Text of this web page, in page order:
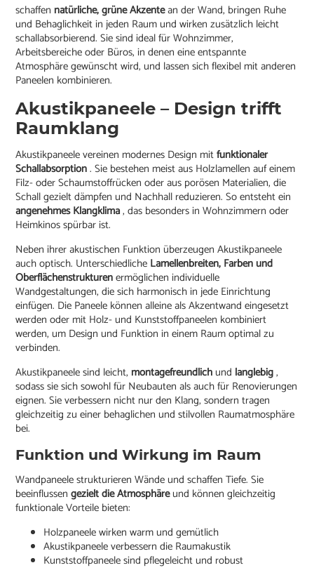
schaffen natürliche, grüne Akzentean der Wand, bringen Ruhe
und Behaglichkeit in jeden Raum und wirken zusätzlich leicht
schallabsorbierend. Sie sind ideal für Wohnzimmer,
Arbeitsbereiche oder Büros, in denen eine entspannte
Atmosphäre gewünscht wird, und lassen sich flexibel mit anderen
Paneelen kombinieren.
Akustikpaneele – Design trifft
Raumklang
Akustikpaneele vereinen modernes Design mitfunktionaler
Schallabsorption. Sie bestehen meist aus Holzlamellen auf einem
Filz- oder Schaumstoffrücken oder aus porösen Materialien, die
Schall gezielt dämpfen und Nachhall reduzieren. So entsteht ein
angenehmes Klangklima, das besonders in Wohnzimmern oder
Heimkinos spürbar ist.
Neben ihrer akustischen Funktion überzeugen Akustikpaneele
auch optisch. Unterschiedliche Lamellenbreiten, Farben und
Oberflächenstrukturenermöglichen individuelle
Wandgestaltungen, die sich harmonisch in jede Einrichtung
einfügen. Die Paneele können alleine als Akzentwand eingesetzt
werden oder mit Holz- und Kunststoffpaneelen kombiniert
werden, um Design und Funktion in einem Raum optimal zu
verbinden.
Akustikpaneele sind leicht, montagefreundlich und langlebig,
sodass sie sich sowohl für Neubauten als auch für Renovierungen
eignen. Sie verbessern nicht nur den Klang, sondern tragen
gleichzeitig zu einer behaglichen und stilvollen Raumatmosphäre
bei.
Funktion und Wirkung im Raum
Wandpaneele strukturieren Wände und schaffen Tiefe. Sie
beeinflussengezielt die Atmosphäreund können gleichzeitig
funktionale Vorteile bieten:
Holzpaneele wirken warm und gemütlich
Akustikpaneele verbessern die Raumakustik
Kunststoffpaneele sind pflegeleicht und robust